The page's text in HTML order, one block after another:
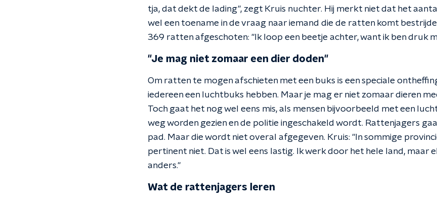
tja, dat dekt de lading", zegt Kruis nuchter. Hij merkt niet dat het
wel een toename in de vraag naar iemand die de ratten komt
369 ratten afgeschoten: "Ik loop een beetje achter, want ik ben druk
"Je mag niet zomaar een dier doden"
Om ratten te mogen afschieten met een buks is een speciale
iedereen een luchtbuks hebben. Maar je mag er niet zomaar dieren
Toch gaat het nog wel eens mis, als mensen bijvoorbeeld met een
weg worden gezien en de politie ingeschakeld wordt. Rattenjagers
pad. Maar die wordt niet overal afgegeven. Kruis: "In sommige
pertinent niet. Dat is wel eens lastig. Ik werk door het hele land, maar
anders."
Wat de rattenjagers leren